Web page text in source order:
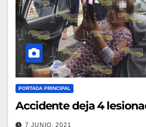
PORTADA PRINCIPAL
Accidente deja 4
7 JUNIO, 2021